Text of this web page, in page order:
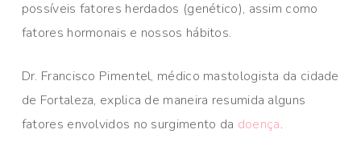
possíveis fatores herdados (genético), assim como
fatores hormonais e nossos hábitos.​
Dr. Francisco Pimentel, médico mastologista da cidade
de Fortaleza, explica de maneira resumida alguns
fatores envolvidos no surgimento da doença.​